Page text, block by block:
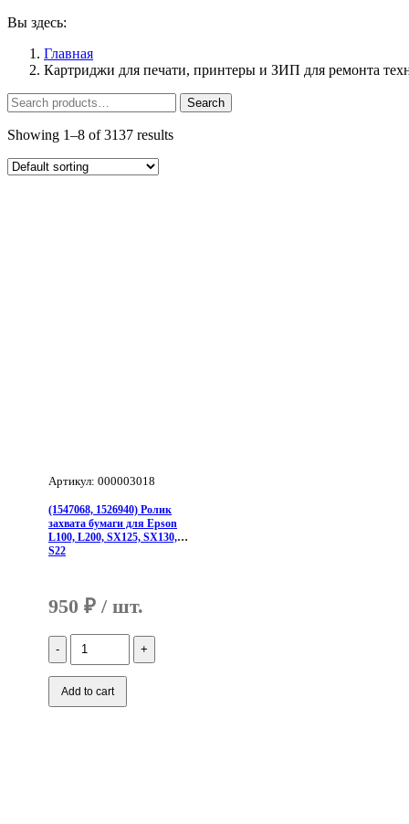
Вы здесь:
Главная
Картриджи для печати, принтеры и ЗИП для ремонта
Search
for:
Search
Showing 1–8 of 3137 results
Артикул: 000003018
(1547068, 1526940) Ролик
захвата бумаги для Epson
L100, L200, SX125, SX130,
S22
950 ₽
Количество
(1547068,
1526940)
Ролик
захвата
Add to cart